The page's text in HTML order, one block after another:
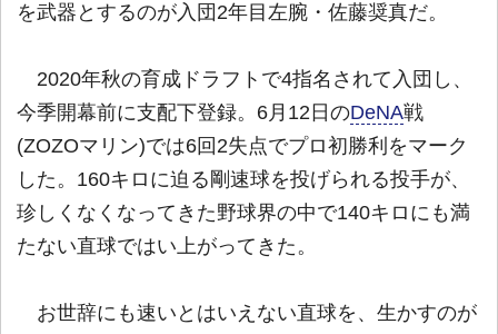
を武器とするのが入団2年目左腕・佐藤奨真だ。
2020年秋の育成ドラフトで4指名されて入団し、
今季開幕前に支配下登録。6月12日のDeNA戦
(ZOZOマリン)では6回2失点でプロ初勝利をマーク
した。160キロに迫る剛速球を投げられる投手が、
珍しくなくなってきた野球界の中で140キロにも満
たない直球ではい上がってきた。
お世辞にも速いとはいえない直球を、生かすのが